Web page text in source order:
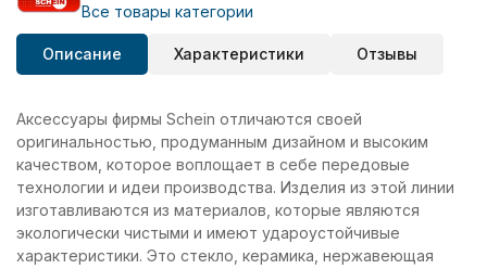
Все товары категории
Описание Характеристики Отзывы
Аксессуары фирмы Schein отличаются своей
оригинальностью, продуманным дизайном и высоким
качеством, которое воплощает в себе передовые
технологии и идеи производства. Изделия из этой линии
изготавливаются из материалов, которые являются
экологически чистыми и имеют удароустойчивые
характеристики. Это стекло, керамика, нержавеющая